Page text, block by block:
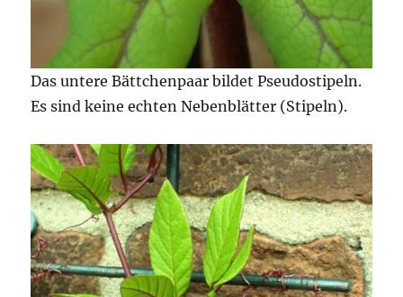
Das untere Bättchenpaar bildet Pseudostipeln.
Es sind keine echten Nebenblätter (Stipeln).